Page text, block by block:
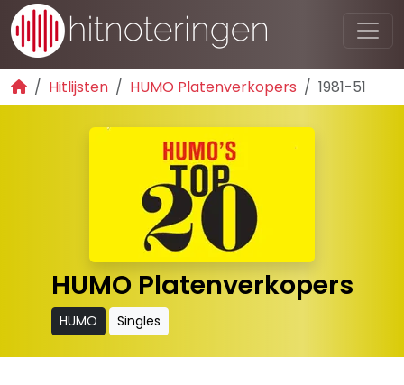
Hitlijsten HUMO Platenverkopers 1981-51
HUMO Platenverkopers
HUMO Singles